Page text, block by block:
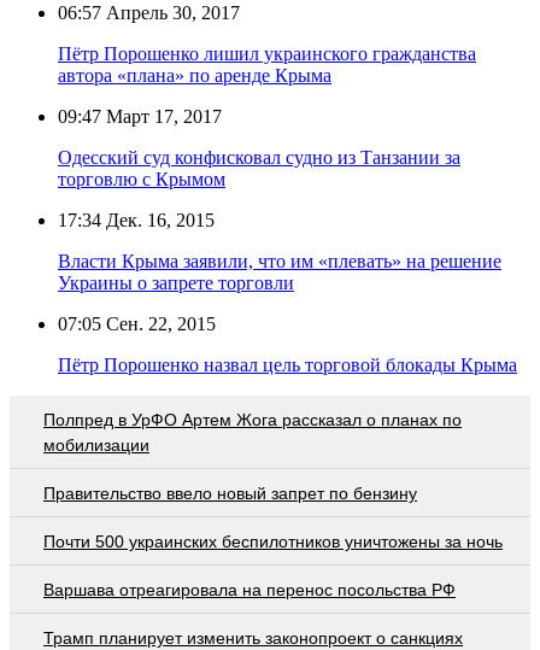
06:57 Апрель 30, 2017
Пётр Порошенко лишил украинского гражданства
автора «плана» по аренде Крыма
09:47 Март 17, 2017
Одесский суд конфисковал судно из Танзании за
торговлю с Крымом
17:34 Дек. 16, 2015
Власти Крыма заявили, что им «плевать» на решение
Украины о запрете торговли
07:05 Сен. 22, 2015
Пётр Порошенко назвал цель торговой блокады Крыма
Полпред в УрФО Артем Жога рассказал о планах по
мобилизации
Правительство ввело новый запрет по бензину
Почти 500 украинских беспилотников уничтожены за ночь
Варшава отреагировала на перенос посольства РФ
Трамп планирует изменить законопроект о санкциях